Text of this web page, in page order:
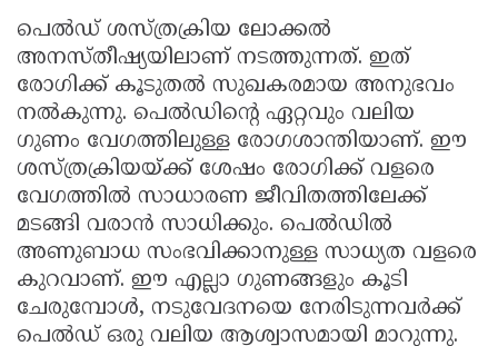
പെല്‍ഡ് ശസ്ത്രക്രിയ ലോക്കല്‍
അനസ്തീഷ്യയിലാണ് നടത്തുന്നത്. ഇത്
രോഗിക്ക് കൂടുതല്‍ സുഖകരമായ അനുഭവം
നല്‍കുന്നു. പെല്‍ഡിന്റെ ഏറ്റവും വലിയ
ഗുണം വേഗത്തിലുള്ള രോഗശാന്തിയാണ്. ഈ
ശസ്ത്രക്രിയയ്ക്ക് ശേഷം രോഗിക്ക് വളരെ
വേഗത്തിൽ സാധാരണ ജീവിതത്തിലേക്ക്
മടങ്ങി വരാൻ സാധിക്കും. പെൽഡിൽ
അണുബാധ സംഭവിക്കാനുള്ള സാധ്യത വളരെ
കുറവാണ്. ഈ എല്ലാ ഗുണങ്ങളും കൂടി
ചേരുമ്പോൾ, നടുവേദനയെ നേരിടുന്നവർക്ക്
പെൽഡ് ഒരു വലിയ ആശ്വാസമായി മാറുന്നു.